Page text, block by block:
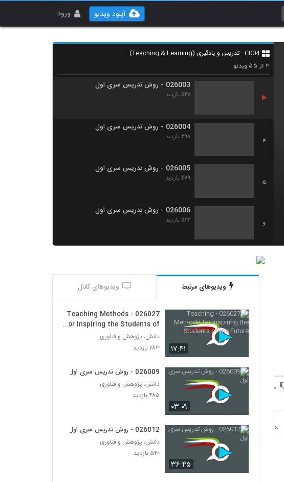
ورود آپلود ویدیو
C004 - تدریس و یادگیری (Teaching & Learning)
۳از ۵۵ ویدئو
2
026002 - روش تدریس سری اول
۵۴۰ بازدید
026003 - روش تدریس سری اول
۵۴۷ بازدید
4
026004 - روش تدریس سری اول
۴۹۸ بازدید
5
026005 - روش تدریس سری اول
۴۷۹ بازدید
6
026006 - روش تدریس سری اول
۵۳۳ بازدید
7
026008 - روش تدریس سری اول
026010 - روش تدریس سری اول
۵۴۱ بازدید
026011 - روش تدریس سری اول
۵۷۸ بازدید
026012 - روش تدریس سری اول
۵۴۰ بازدید
026009 - روش تدریس سری اول
۴۸۵ بازدید
۰
ویدیوهای مرتبط ویدیوهای کانال
۱۷:۴۱
026027 - Teaching Methods
for Inspiring the Students of
the Future
دانش، پژوهش و فناوری
۲۸۳ بازدید
۰۳:۰۹
026009 - روش تدریس سری اول
دانش، پژوهش و فناوری
۴۸۵ بازدید
۳۶:۴۵
026012 - روش تدریس سری اول
دانش، پژوهش و فناوری
۵۴۰ بازدید